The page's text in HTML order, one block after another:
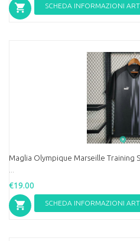
SCHEDA INFORMAZIONI
Maglia Olympique Marseille Training
€19.00
SCHEDA INFORMAZIONI